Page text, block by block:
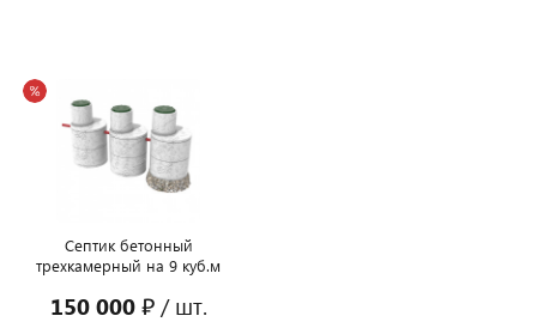
Септик бетонный
трехкамерный на 9 куб.м
150 000 ₽/ шт.